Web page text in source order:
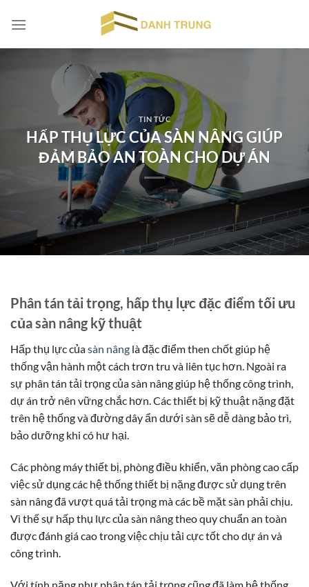
đến
TIN TỨC
HẤP THỤ LỰC CỦA SÀN NÂNG GIÚP
ĐẢM BẢO AN TOÀN CHO DỰ ÁN
Phân tán tải trọng, hấp thụ lực đặc điểm tối ưu
của sàn nâng kỹ thuật
Hấp thụ lực củasàn nâng là đặc điểm then chốt giúp hệ
thống vận hành một cách trơn tru và liên tục hơn. Ngoài ra
sự phân tán tải trọng của sàn nâng giúp hệ thống công trình,
dự án trở nên vững chắc hơn. Các thiết bị kỹ thuật nặng đặt
trên hệ thống và đường dây ẩn dưới sàn sẽ dễ dàng bảo trì,
bảo dưỡng khi có hư hại.
Các phòng máy thiết bị, phòng điều khiển, văn phòng cao cấp
việc sử dụng các hệ thống thiết bị nặng được sử dụng trên
sàn nâng đã vượt quá tải trọng mà các bề mặt sàn phải chịu.
Vì thế sự hấp thụ lực của sàn nâng theo quy chuẩn an toàn
được đánh giá cao trong việc chịu tải cực tốt cho dự án và
công trình.